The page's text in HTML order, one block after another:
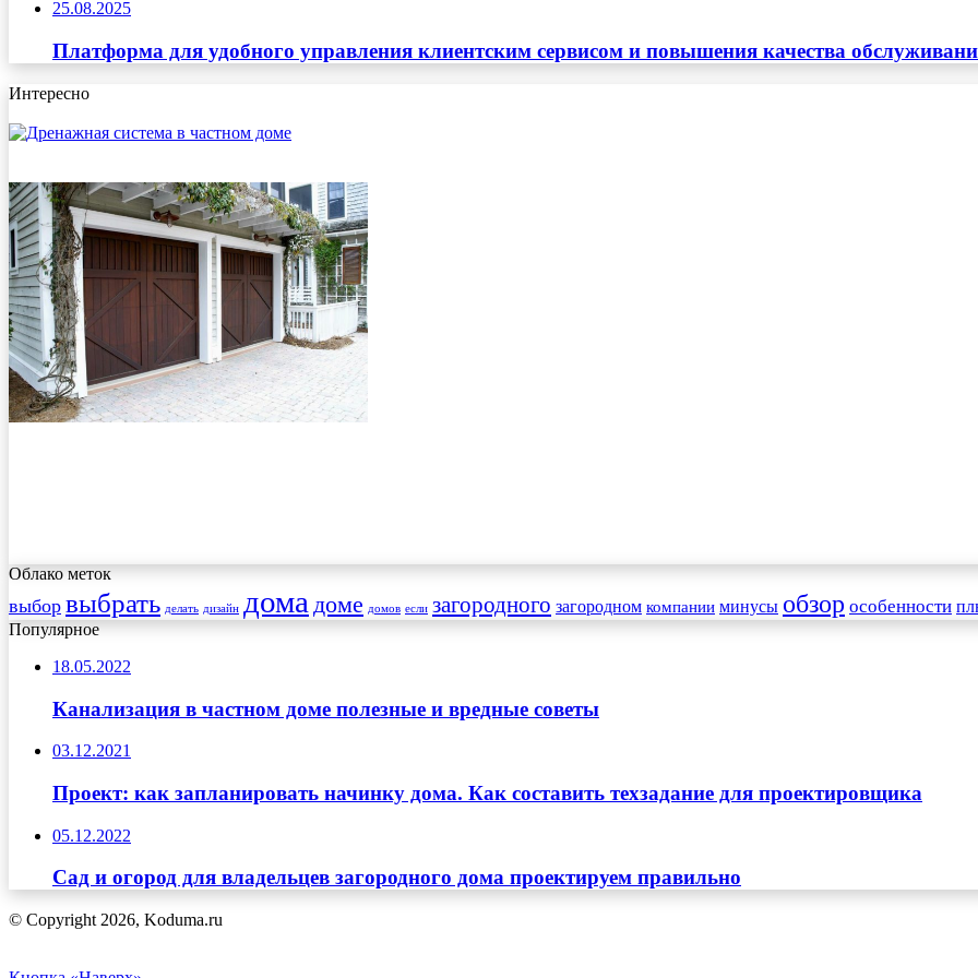
25.08.2025
Платформа для удобного управления клиентским сервисом и повышения качества
Интересно
Облако меток
выбор выбрать делать дизайн дома доме домов если загородного загородном компании минусы обзор особенности
Популярное
18.05.2022
Канализация в частном доме полезные и вредные советы
03.12.2021
Проект: как запланировать начинку дома. Как составить техзадание для проектировщика
05.12.2022
Сад и огород для владельцев загородного дома проектируем правильно
© Copyright 2026, Koduma.ru